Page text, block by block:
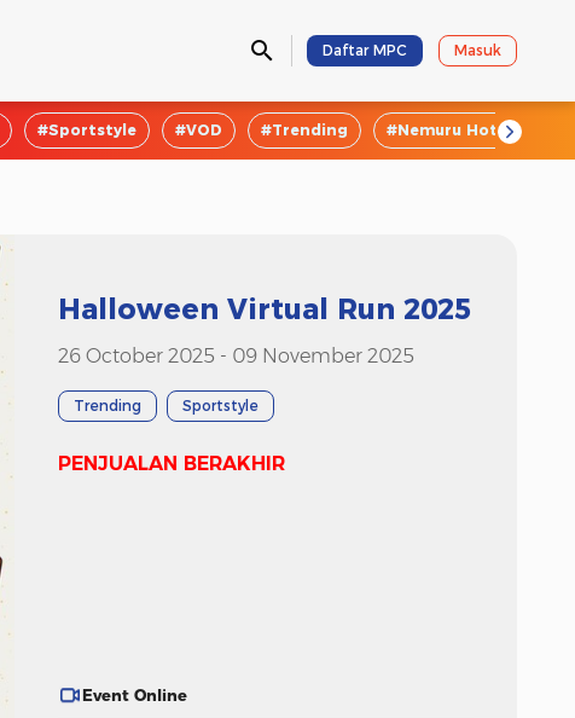
Daftar MPC Masuk
#Sportstyle #VOD #Trending #Nemuru Hotel
Halloween Virtual Run 2025
26 October 2025 - 09 November 2025
Trending Sportstyle
PENJUALAN BERAKHIR
Event Online